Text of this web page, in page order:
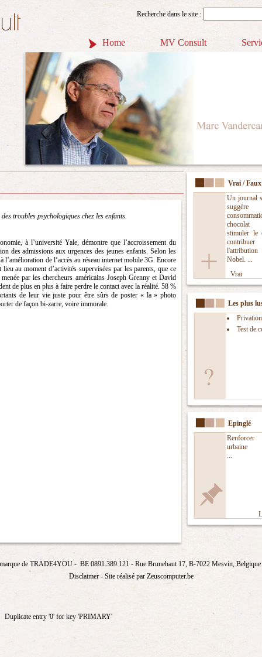
Recherche dans le site :
Home MV Consult
Vrai / Faux
Un journal
chocolat
stimuler le
Nobel. ...
Vrai
Les plus
Test de
Epinglé
Renforcer
urbaine
...
troubles psychologiques chez les enfants.
à l’université Yale, démontre que l’accroissement du
des admissions aux urgences des jeunes enfants. Selon les
l’amélioration de l’accès au réseau internet mobile 3G. Encore
au moment d’activités supervisées par les parents, que ce
par les chercheurs américains Joseph Grenny et David
de plus en plus à faire perdre le contact avec la réalité. 58 %
de leur vie juste pour être sûrs de poster « la » photo
de façon bi-zarre, voire immorale.
de TRADE4YOU- BE 0891.389.121 - Rue Brunehaut 17, B-7022 Mesvin,
Disclaimer- Site réalisé par Zeuscomputer.be
Duplicate entry '0' for key 'PRIMARY'